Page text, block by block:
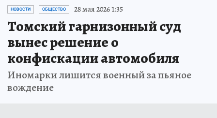
НОВОСТИ ОБЩЕСТВО 28 мая 2026 1:35
Томский гарнизонный суд
вынес решение о
конфискации автомобиля
Иномарки лишится военный за пьяное
вождение